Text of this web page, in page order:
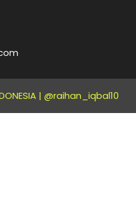
| @raihan_iqbal10